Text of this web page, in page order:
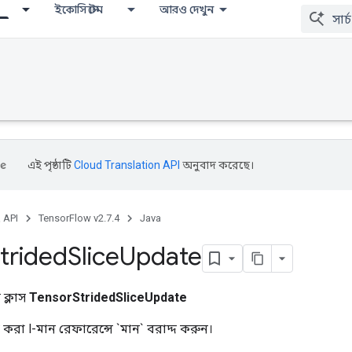
ইকোসিস্টেম আরও দেখুন
এই পৃষ্ঠাটিCloud Translation API অনুবাদ করেছে।
API TensorFlow v2.7.4 Java
SliceUpdate
TensorStridedSliceUpdate
l-মান রেফারেন্সে `মান` বরাদ্দ করুন।